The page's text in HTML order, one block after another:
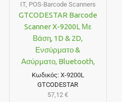
IT, POS-Barcode Scanners
GTCODESTAR Barcode
Scanner X-9200L Με
Βάση, 1D & 2D,
Ενσύρματο &
Ασύρματο, Bluetooth,
800mAh, Μαύρο
Κωδικός: X-9200L
GTCODESTAR
57,12€